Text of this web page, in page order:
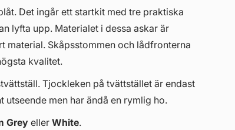
Det ingår ett startkit med tre praktiska
lyfta upp. Materialet i dessa askar är
material. Skåpsstommen och lådfronterna
kvalitet.
Tjockleken på tvättstället är endast
utseende men har ändå en rymlig ho.
Grey eller White.